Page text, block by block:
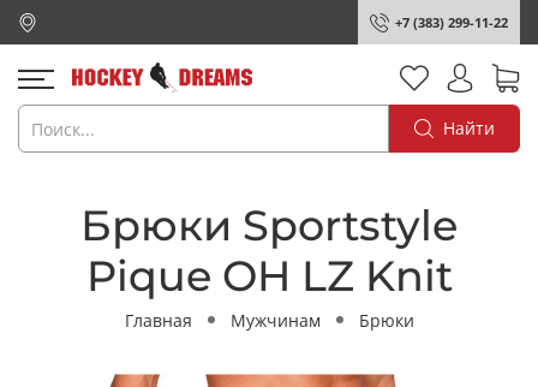
+7 (383) 299-11-22
Найти
Брюки Sportstyle
Pique OH LZ Knit
Главная Мужчинам Брюки